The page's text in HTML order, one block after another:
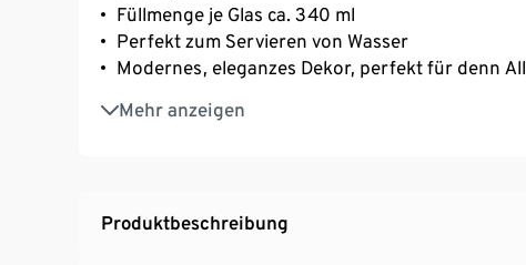
Füllmenge je Glas ca. 340 ml
Perfekt zum Servieren von Wasser
Modernes, eleganzes Dekor, perfekt für denn
Mehr anzeigen
Passend dazu aus der Style-Serie:
Produktbeschreibung